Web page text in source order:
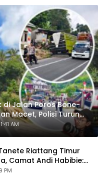
di Jalan Poros Bone-
Macet, Polisi Turun
AM
Riattang Timur
Camat Andi Habibie:
Baik Saja
PM